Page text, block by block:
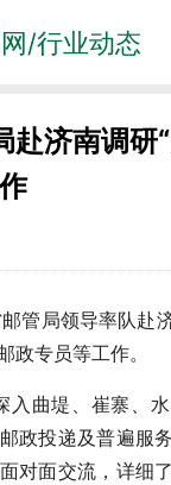
/行业动态
赴济南调研
局领导率队赴济
政专员等工作。
堤、崔寨、水
政投递及普遍服
对面交流，详细